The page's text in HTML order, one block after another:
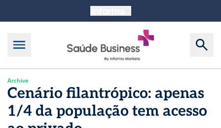
Archive
Cenário filantrópico: apenas
1/4 da população tem acesso